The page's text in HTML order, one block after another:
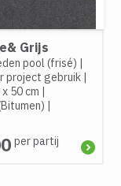
Grijs
pool (frisé) |
project gebruik|
x 50 cm |
|
per partij